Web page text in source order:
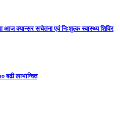
आज क्यान्सर सचेतना एवं निःशुल्क स्वास्थ्य शिविर
बढी लाभान्वित